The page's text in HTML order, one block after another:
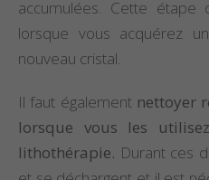
accumulées. Cette étape
lorsque vous acquérez
nouveau cristal.
Il faut également nettoyer
lorsque vous les
lithothérapie. Durant ces